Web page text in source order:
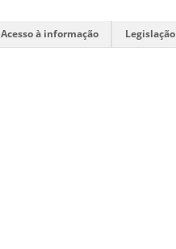
Acesso à informação Legislação